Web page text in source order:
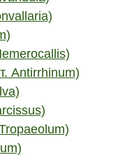
Antirrhinum)